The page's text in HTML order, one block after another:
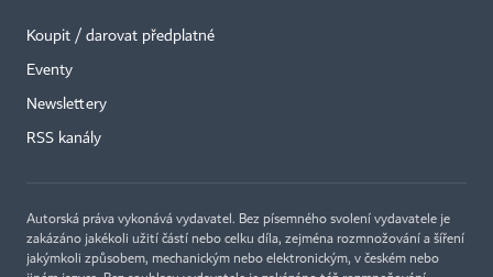
Koupit / darovat předplatné
Eventy
Newslettery
RSS kanály
Autorská práva vykonává vydavatel. Bez písemného svolení vydavatele je
zakázáno jakékoli užití částí nebo celku díla, zejména rozmnožování a šíření
jakýmkoli způsobem, mechanickým nebo elektronickým, v českém nebo